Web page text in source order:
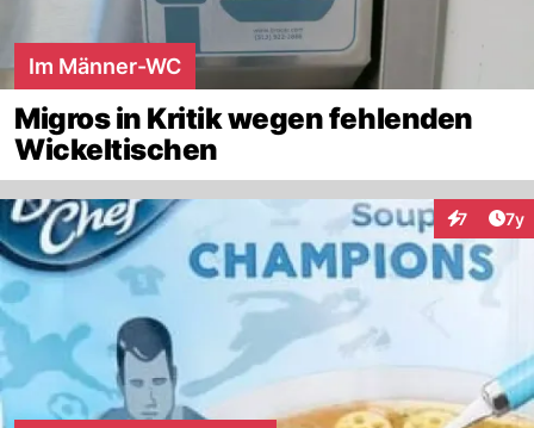
Im Männer-WC
Migros in Kritik wegen fehlenden
Wickeltischen
7 7y